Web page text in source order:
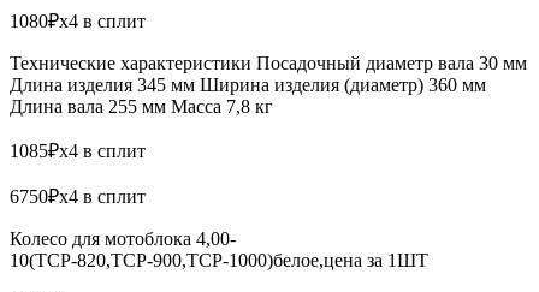
1080₽x4 в сплит
Технические характеристики Посадочный диаметр вала 30 мм
Длина изделия 345 мм Ширина изделия (диаметр) 360 мм
Длина вала 255 мм Масса 7,8 кг
1085₽x4 в сплит
6750₽x4 в сплит
Колесо для мотоблока 4,00-
10(ТСР-820,ТСР-900,ТСР-1000)белое,цена за 1ШТ